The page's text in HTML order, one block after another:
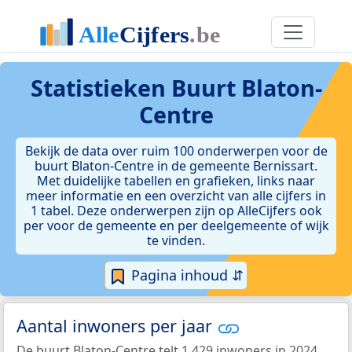
Statistieken Buurt Blaton-
Centre
Bekijk de data over ruim 100 onderwerpen voor de
buurt Blaton-Centre in de gemeente Bernissart.
Met duidelijke tabellen en grafieken, links naar
meer informatie en een overzicht van alle cijfers in
1 tabel. Deze onderwerpen zijn op AlleCijfers ook
per voor de gemeente en per deelgemeente of wijk
te vinden.
Pagina inhoud ⇵
Aantal inwoners per jaar